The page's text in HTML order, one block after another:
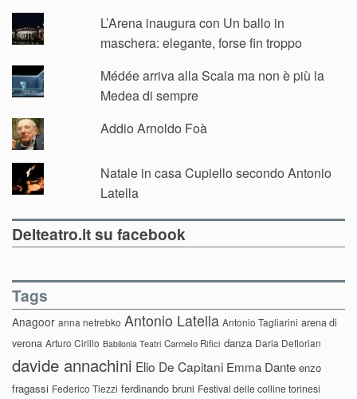
L’Arena inaugura con Un ballo in
maschera: elegante, forse fin troppo
Médée arriva alla Scala ma non è più la
Medea di sempre
Addio Arnoldo Foà
Natale in casa Cupiello secondo Antonio
Latella
Delteatro.it su facebook
Tags
Anagoor anna netrebko Antonio Latella Antonio Tagliarini arena di
verona Arturo Cirillo Babilonia Teatri Carmelo Rifici danza Daria Deflorian
davide annachini Elio De Capitani Emma Dante enzo
fragassi Federico Tiezzi ferdinando bruni Festival delle colline torinesi